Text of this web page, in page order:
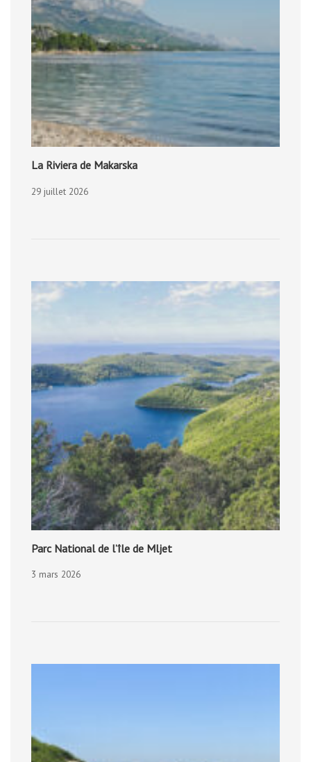
La Riviera de Makarska
29 juillet 2026
Parc National de l’île de Mljet
3 mars 2026